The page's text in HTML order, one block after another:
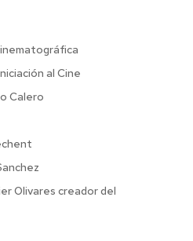
al Cine
Calero
Olivares creador del